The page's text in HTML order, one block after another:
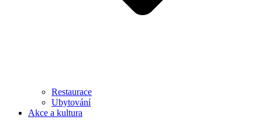
Restaurace
Ubytování
Akce a kultura